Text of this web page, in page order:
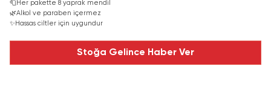
🧻 Her pakette 8 yaprak mendil
🌿Alkol ve paraben içermez
✨ Hassas ciltler için uygundur
Stoğa Gelince Haber Ver